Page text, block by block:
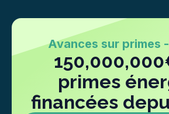
Avances sur primes
primes
financées